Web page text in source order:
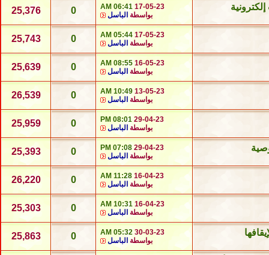
17-05-23
06:41 AM
بواسطة الباسل 0
25,376
17-05-23
05:44 AM
بواسطة الباسل 0
25,743
16-05-23
08:55 AM
بواسطة الباسل 0
25,639
13-05-23
10:49 AM
بواسطة الباسل 0
26,539
29-04-23
08:01 PM
بواسطة الباسل 0
25,959
29-04-23
07:08 PM
بواسطة الباسل 0
25,393
16-04-23
11:28 AM
بواسطة الباسل 0
26,220
16-04-23
10:31 AM
بواسطة الباسل 0
25,303
30-03-23
05:32 AM
بواسطة الباسل 0
25,863